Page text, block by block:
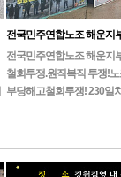
전국민주연합노조 해운지
전국민주연합노조 해운지
철회투쟁.원직복직 투쟁!
부당해고철회투쟁! 230일